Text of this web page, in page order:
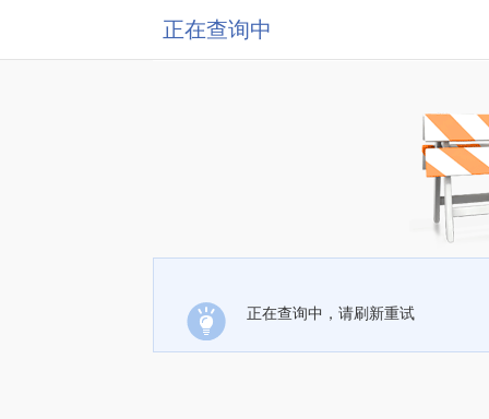
正在查询中
正在查询中，请刷新重试